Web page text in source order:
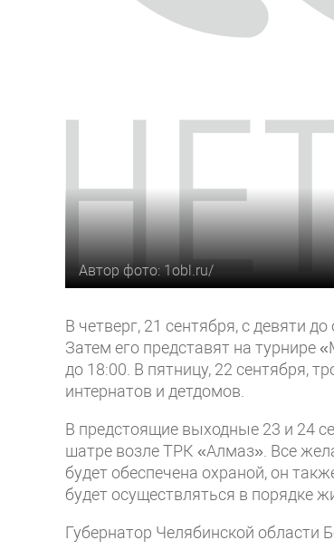
Автор фото: 1obl.ru/
В четверг, 21 сентября, с девяти
Затем его представят на
до 18:00. В пятницу, 22 сентября,
интернатов и детдомов.
В предстоящие выходные 23 и 24
шатре возле ТРК «Алмаз». Все
будет обеспечена охраной, он
будет осуществляться в порядке
Губернатор Челябинской